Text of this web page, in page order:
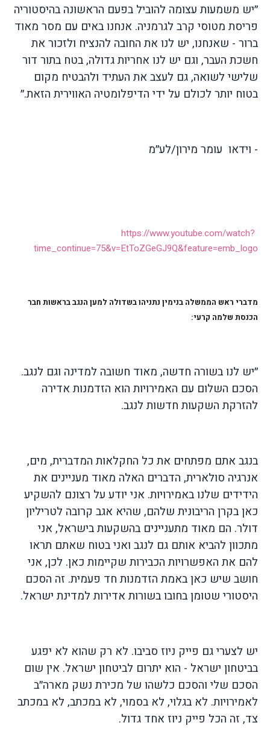
״יש משמעות עצומה להוביל בפעם הראשונה בהיסטוריה
פריסת מטוסי קרב לגרמניה. אנחנו באים עם מסר מאוד
ברור - שאנחנו, יש לנו את החובה להנציח ולזכור את
חשכת העבר, וגם יש לנו אחריות גדולה, בטח בתור דור
שלישי לשואה, גם לעצב את העתיד ולהבטיח מקום
בטוח יותר לכולם על ידי הדיפלומטיה האווירית הזאת.״
- וידאו עומר מירון/לע״מ
https://www.youtube.com/watch?
time_continue=75&v=EtToZGeGJ9Q&feature=emb_logo
מדברי ראש הממשלה בנימין נתניהו בשדולה למען הנגב בראשות חבר
הכנסת שלמה קרעי:
״יש לנו בשורה חדשה, מאוד חשובה למדינה וגם לנגב.
הסכם השלום עם האמירויות הוא הזדמנות אדירה
להזרקת השקעות חדשות לנגב.
בנגב אתם מפתחים את כל החקלאות המדברית, מים,
אנרגיה סולארית, הדברים האלה מאוד מעניינים את
הידידים שלנו באמירויות. אני יודע על רצונם להשקיע
כאן בקרן הריבונית שלהם, שהיא אגב קרובה לטריליון
דולר. הם מאוד מתעניינים בהשקעות בישראל, אני
מתכוון להביא אותם גם לנגב ואני בטוח שאתם תראו
להם את האפשרויות הכבירות שקיימות כאן. לכן, אני
חושב שיש כאן באמת הזדמנות חד פעמית. זה הסכם
היסטורי שטומן בחובו בשורות אדירות למדינת ישראל.
יש לצערי גם פייק ניוז סביבו. לא רק שהוא לא יפגע
בביטחון ישראל - הוא יתרום לביטחון ישראל. אין שום
הסכם שלי והסכם כלשהו של מכירת נשק מארה״ב
לאמירויות. לא בגלוי, לא בסמוי, לא במכתב, לא במכתב
צד, זה הכל פייק ניוז אחד גדול.